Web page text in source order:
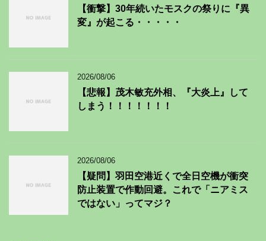
【衝撃】30年続いたモスクの祭りに『異
変』が起こる・・・・・
2026/08/06
【悲報】茂木敏充外相、『大炎上』して
しまう！！！！！！！
2026/08/06
【疑問】羽田空港近くで全日空機が衝突
防止装置で作動回避。これで「ニアミス
ではない」ってマジ？